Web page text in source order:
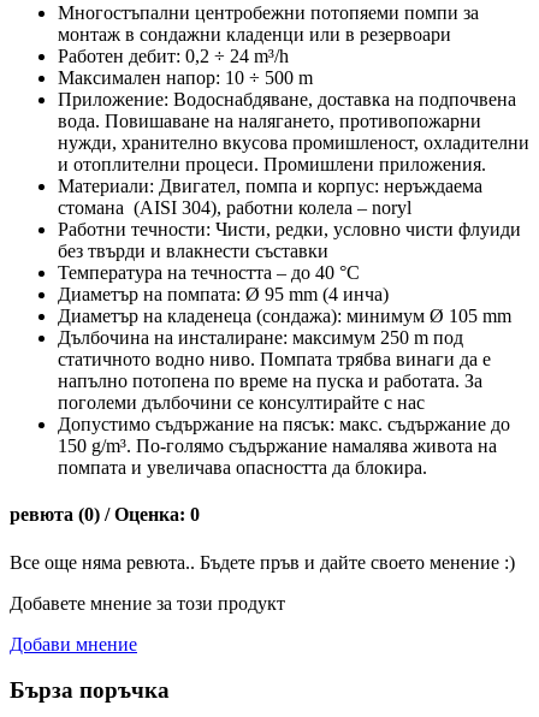
Многостъпални центробежни потопяеми помпи за
монтаж в сондажни кладенци или в резервоари
Работен дебит: 0,2 ÷ 24 m³/h
Максимален напор: 10 ÷ 500 m
Приложение: Водоснабдяване, доставка на подпочвена
вода. Повишаване на налягането, противопожарни
нужди, хранително вкусова промишленост, охладителни
и отоплителни процеси. Промишлени приложения.
Материали: Двигател, помпа и корпус: неръждаема
стомана (AISI 304), работни колела – noryl
Работни течности: Чисти, редки, условно чисти флуиди
без твърди и влакнести съставки
Температура на течността – до 40 °C
Диаметър на помпата: Ø 95 mm (4 инча)
Диаметър на кладенеца (сондажа): минимум Ø 105 mm
Дълбочина на инсталиране: максимум 250 m под
статичното водно ниво. Помпата трябва винаги да е
напълно потопена по време на пуска и работата. За
поголеми дълбочини се консултирайте с нас
Допустимо съдържание на пясък: макс. съдържание до
150 g/m³. По-голямо съдържание намалява живота на
помпата и увеличава опасността да блокира.
ревюта (0) / Оценка: 0
Все още няма ревюта.. Бъдете пръв и дайте своето менение :)
Добавете мнение за този продукт
Добави мнение
Бърза поръчка